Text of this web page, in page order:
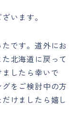
います。
です。道外にお
北海道に戻って
したら幸いで
をご検討中の方
けましたら嬉し